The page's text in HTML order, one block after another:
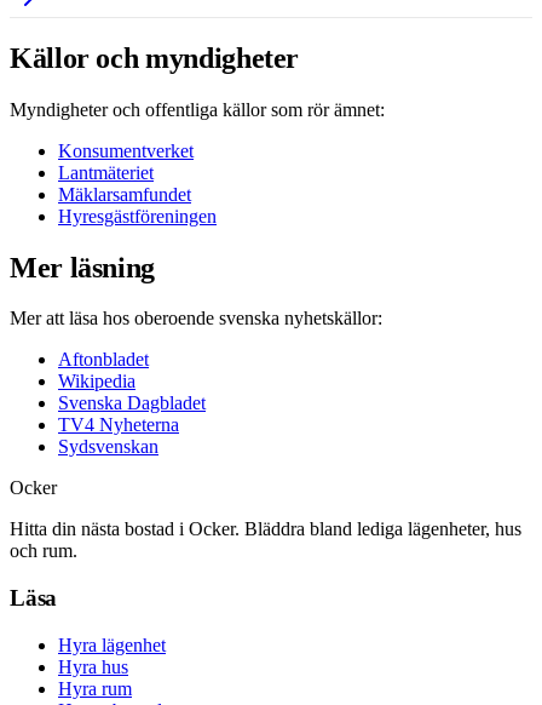
Källor och myndigheter
Myndigheter och offentliga källor som rör ämnet:
Konsumentverket
Lantmäteriet
Mäklarsamfundet
Hyresgästföreningen
Mer läsning
Mer att läsa hos oberoende svenska nyhetskällor:
Aftonbladet
Wikipedia
Svenska Dagbladet
TV4 Nyheterna
Sydsvenskan
Ocker
Hitta din nästa bostad i Ocker. Bläddra bland lediga lägenheter, hus
och rum.
Läsa
Hyra lägenhet
Hyra hus
Hyra rum